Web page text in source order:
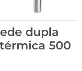
dupla
500